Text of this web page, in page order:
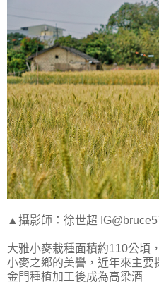
▲攝影師：徐世超
大雅小麥栽種面積約110公頃
小麥之鄉的美譽，近年來主
金門種植加工後成為高梁酒